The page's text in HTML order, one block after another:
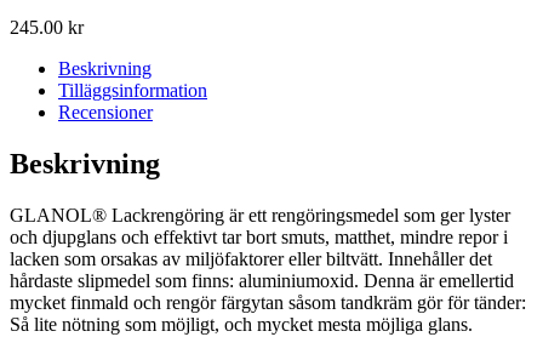
245.00 kr
Beskrivning
Tilläggsinformation
Recensioner
Beskrivning
GLANOL® Lackrengöring är ett rengöringsmedel som ger lyster
och djupglans och effektivt tar bort smuts, matthet, mindre repor i
lacken som orsakas av miljöfaktorer eller biltvätt. Innehåller det
hårdaste slipmedel som finns: aluminiumoxid. Denna är emellertid
mycket finmald och rengör färgytan såsom tandkräm gör för tänder:
Så lite nötning som möjligt, och mycket mesta möjliga glans.